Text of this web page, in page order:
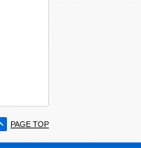
PAGE TOP